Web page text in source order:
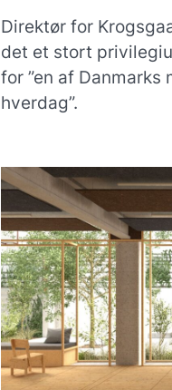
Direktør for
det et stort
for ”en af
hverdag”.